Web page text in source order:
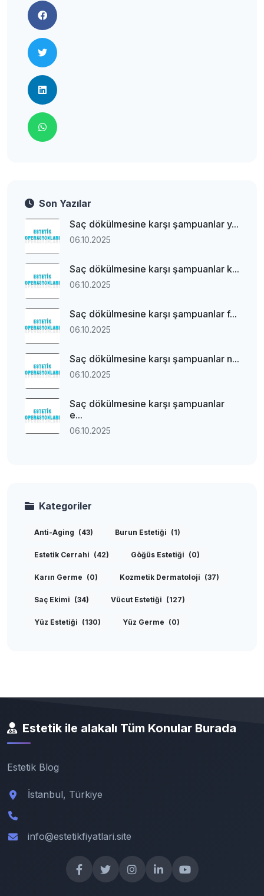
Son Yazılar
Saç dökülmesine karşı şampuanlar y...
06.10.2025
Saç dökülmesine karşı şampuanlar k...
06.10.2025
Saç dökülmesine karşı şampuanlar f...
06.10.2025
Saç dökülmesine karşı şampuanlar n...
06.10.2025
Saç dökülmesine karşı şampuanlar
e...
06.10.2025
Kategoriler
Anti-Aging (43) Burun Estetiği (1)
Estetik Cerrahi (42) Göğüs Estetiği (0)
Karın Germe (0) Kozmetik Dermatoloji (37)
Saç Ekimi (34) Vücut Estetiği (127)
Yüz Estetiği (130) Yüz Germe (0)
Estetik ile alakalı Tüm Konular Burada
Estetik Blog
İstanbul, Türkiye
info@estetikfiyatlari.site